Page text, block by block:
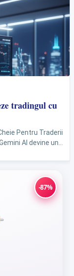
tradingul cu
Pentru Traderii
AI devine un
-87%